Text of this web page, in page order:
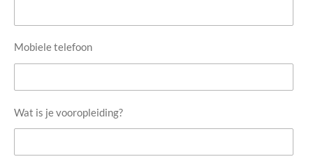
Mobiele telefoon
Wat is je vooropleiding?